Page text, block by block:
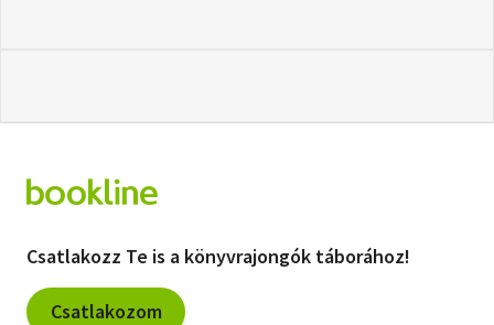
Csatlakozz Te is a könyvrajongók táborához!
Csatlakozom